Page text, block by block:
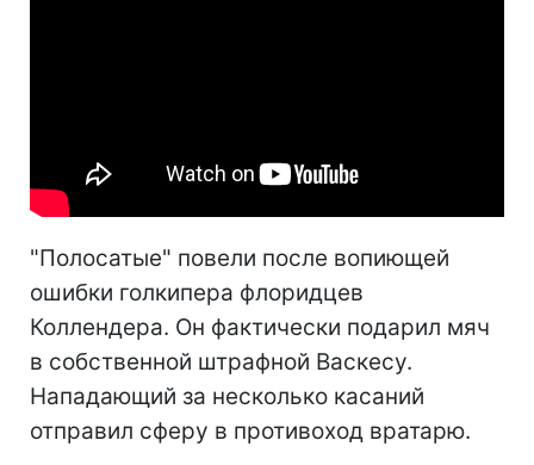
"Полосатые" повели после вопиющей
ошибки голкипера флоридцев
Коллендера. Он фактически подарил мяч
в собственной штрафной Васкесу.
Нападающий за несколько касаний
отправил сферу в противоход вратарю.